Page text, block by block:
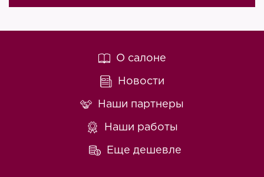
О салоне
Новости
Наши партнеры
Наши работы
Еще дешевле